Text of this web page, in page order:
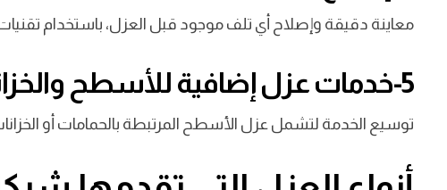
معاينة دقيقة وإصلاح أي تلف موجود قبل العزل، باستخدام تقنيات
5-خدمات عزل إضافية للأسطح والخزانات
توسيع الخدمة لتشمل عزل الأسطح المرتبطة بالحمامات أو